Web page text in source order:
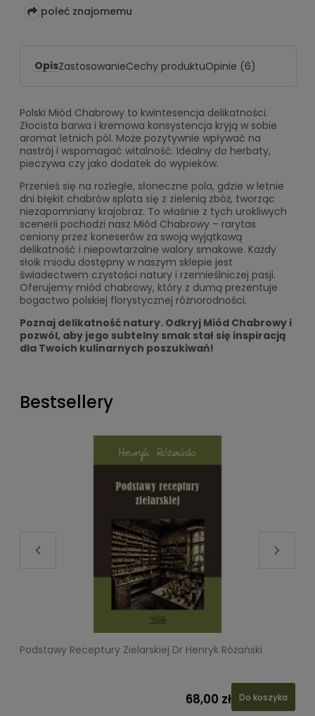
poleć znajomemu
OpisZastosowanieCechy produktuOpinie (6)
Polski Miód Chabrowy to kwintesencja delikatności.
Złocista barwa i kremowa konsystencja kryją w sobie
aromat letnich pól. Może pozytywnie wpływać na
nastrój i wspomagać witalność. Idealny do herbaty,
pieczywa czy jako dodatek do wypieków.
Przenieś się na rozległe, słoneczne pola, gdzie w letnie
dni błękit chabrów splata się z zielenią zbóż, tworząc
niezapomniany krajobraz. To właśnie z tych urokliwych
scenerii pochodzi nasz Miód Chabrowy – rarytas
ceniony przez koneserów za swoją wyjątkową
delikatność i niepowtarzalne walory smakowe. Każdy
słoik miodu dostępny w naszym sklepie jest
świadectwem czystości natury i rzemieślniczej pasji.
Oferujemy miód chabrowy, który z dumą prezentuje
bogactwo polskiej florystycznej różnorodności.
Poznaj delikatność natury. Odkryj Miód Chabrowy i
pozwól, aby jego subtelny smak stał się inspiracją
dla Twoich kulinarnych poszukiwań!
Bestsellery
Podstawy Receptury Zielarskiej Dr Henryk Różański
68,00 zł Do koszyka